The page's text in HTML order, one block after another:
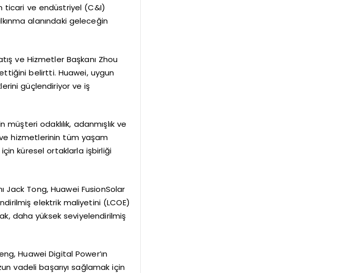
ticari ve endüstriyel (C&I)
alanındaki geleceğin
ve Hizmetler Başkanı Zhou
belirtti. Huawei, uygun
güçlendiriyor ve iş
odaklılık, adanmışlık ve
hizmetlerinin tüm yaşam
küresel ortaklarla işbirliği
Jack Tong, Huawei FusionSolar
elektrik maliyetini (LCOE)
daha yüksek seviyelendirilmiş
Huawei Digital Power’ın
vadeli başarıyı sağlamak için